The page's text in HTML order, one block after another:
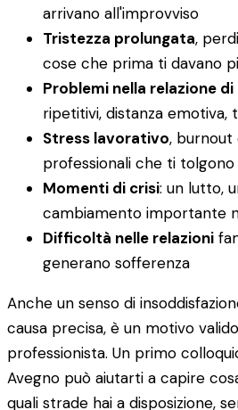
arrivano all'improvviso
Tristezza prolungata,
cose che prima ti davano
Problemi nella relazione
ripetitivi, distanza emotiva,
Stress lavorativo,
professionali che ti
Momenti di crisi: un lutto,
cambiamento importante
Difficoltà nelle relazioni
generano sofferenza
Anche un senso di
causa precisa, è un motivo
professionista. Un primo
Avegno può aiutarti a capire
quali strade hai a disposizione,